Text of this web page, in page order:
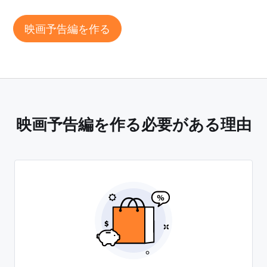
映画予告編を作る
映画予告編を作る必要がある理由